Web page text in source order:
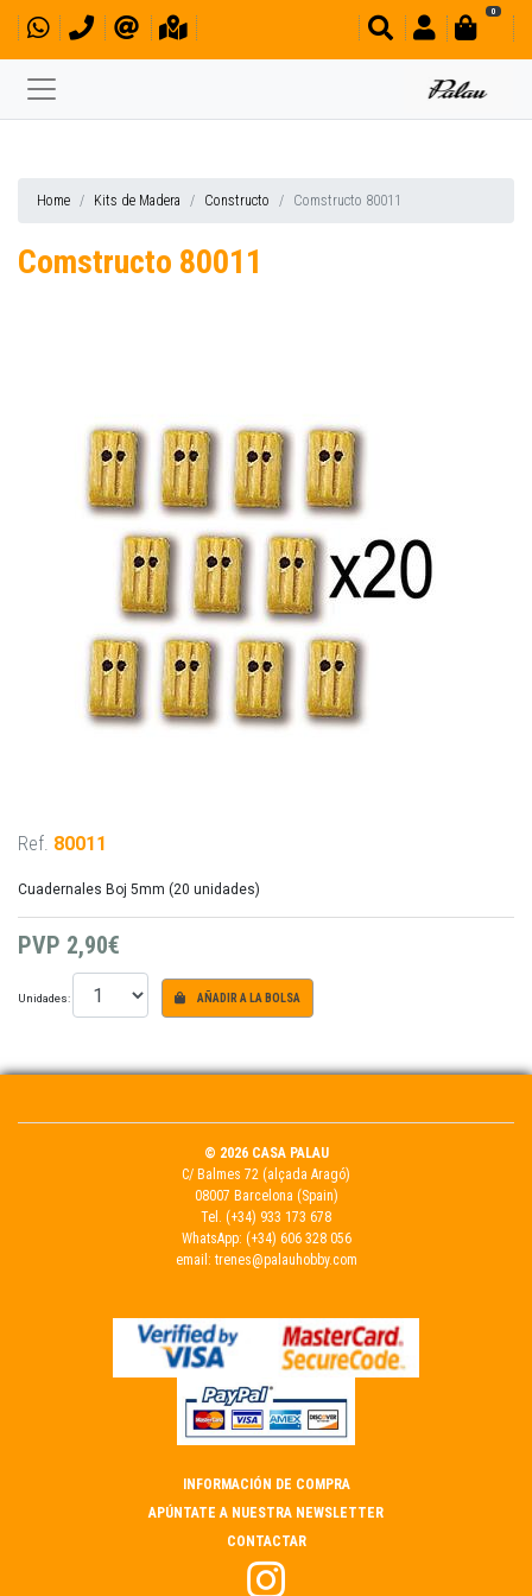
0
Home Kits de Madera Constructo Comstructo 80011
Comstructo 80011
Ref. 80011
Cuadernales Boj 5mm (20 unidades)
PVP 2,90€
Unidades: AÑADIR A LA BOLSA
© 2026 CASA PALAU
C/ Balmes 72 (alçada Aragó)
08007 Barcelona (Spain)
Tel. (+34) 933 173 678
WhatsApp: (+34) 606 328 056
email: trenes@palauhobby.com
INFORMACIÓN DE COMPRA
APÚNTATE A NUESTRA NEWSLETTER
CONTACTAR